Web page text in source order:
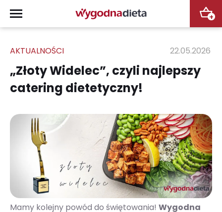
+
AKTUALNOŚCI 22.05.2026
„Złoty Widelec”, czyli najlepszy
catering dietetyczny!
Mamy kolejny powód do świętowania! Wygodna